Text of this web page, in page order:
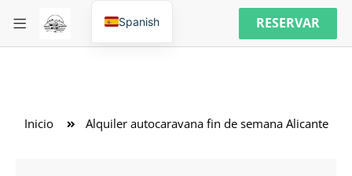
RESERVAR
Inicio Alquiler autocaravana fin de semana Alicante
Spanish